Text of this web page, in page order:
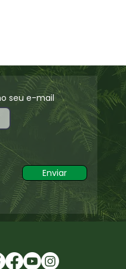
seu e-mail
Enviar